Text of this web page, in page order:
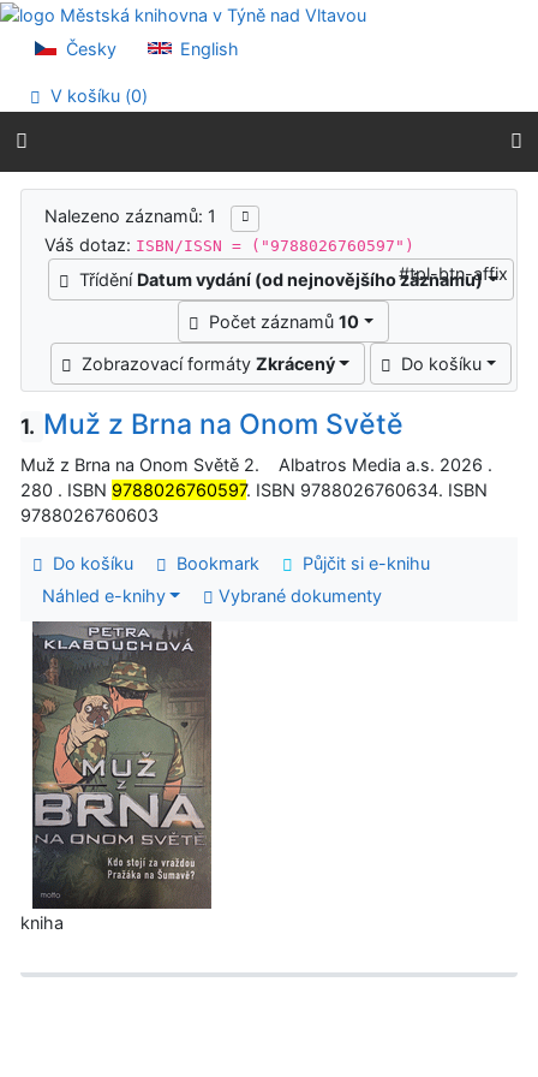
Přejít na obsah
Přejít na menu
Prohlášení o webové přístupnosti
Česky English
V košíku (0)
Výsledky vyhledávání
Nalezeno záznamů: 1
Váš dotaz: ISBN/ISSN = ("9788026760597")
Třídění Datum vydání (od nejnovějšího záznamu)
Počet záznamů 10
Zobrazovací formáty Zkrácený Do košíku
#tpl-btn-affix
1. Muž z Brna na Onom Světě
Muž z Brna na Onom Světě 2. Albatros Media a.s. 2026 .
280 . ISBN 9788026760597. ISBN 9788026760634. ISBN
9788026760603
Do košíku Bookmark
Půjčit si e-knihu
Náhled e-knihy
Vybrané dokumenty
kniha